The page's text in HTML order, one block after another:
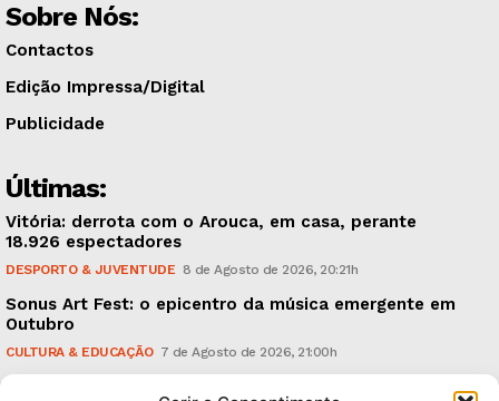
Sobre Nós:
Contactos
Edição Impressa/Digital
Publicidade
Últimas:
Vitória: derrota com o Arouca, em casa, perante
18.926 espectadores
DESPORTO & JUVENTUDE 8 de Agosto de 2026, 20:21h
Sonus Art Fest: o epicentro da música emergente em
Outubro
CULTURA & EDUCAÇÃO 7 de Agosto de 2026, 21:00h